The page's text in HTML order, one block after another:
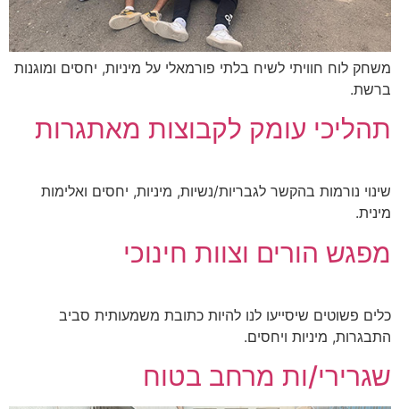
משחק לוח חוויתי לשיח בלתי פורמאלי על מיניות, יחסים ומוגנות
ברשת.
תהליכי עומק לקבוצות מאתגרות
שינוי נורמות בהקשר לגבריות/נשיות, מיניות, יחסים ואלימות
מינית.
מפגש הורים וצוות חינוכי
כלים פשוטים שיסייעו לנו להיות כתובת משמעותית סביב
התבגרות, מיניות ויחסים.
שגרירי/ות מרחב בטוח